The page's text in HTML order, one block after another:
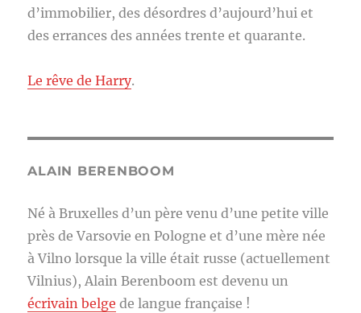
d’immobilier, des désordres d’aujourd’hui et
des errances des années trente et quarante.
Le rêve de Harry.
ALAIN BERENBOOM
Né à Bruxelles d’un père venu d’une petite ville
près de Varsovie en Pologne et d’une mère née
à Vilno lorsque la ville était russe (actuellement
Vilnius), Alain Berenboom est devenu un
écrivain belge de langue française !